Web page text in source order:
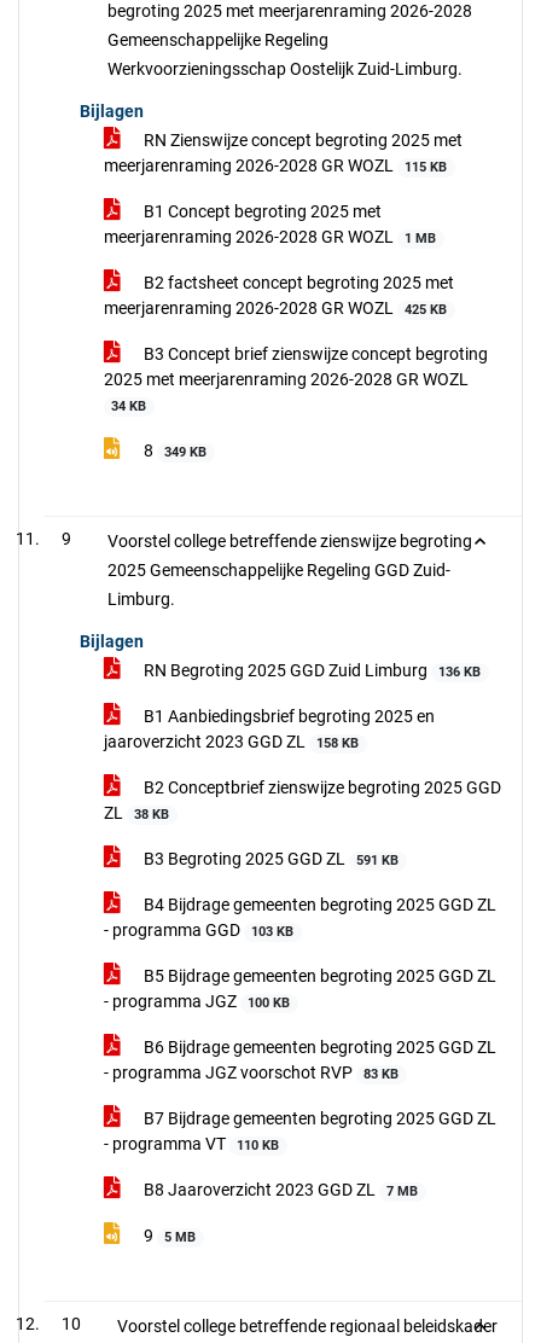
begroting 2025 met meerjarenraming 2026-2028
Gemeenschappelijke Regeling
Werkvoorzieningsschap Oostelijk Zuid-Limburg.
Bijlagen
RN Zienswijze concept begroting 2025 met
meerjarenraming 2026-2028 GR WOZL
115 KB
B1 Concept begroting 2025 met
meerjarenraming 2026-2028 GR WOZL
1 MB
B2 factsheet concept begroting 2025 met
meerjarenraming 2026-2028 GR WOZL
425 KB
B3 Concept brief zienswijze concept begroting
2025 met meerjarenraming 2026-2028 GR WOZL
34 KB
8 349 KB
9
Voorstel college betreffende zienswijze begroting
2025 Gemeenschappelijke Regeling GGD Zuid-
Limburg.
Bijlagen
RN Begroting 2025 GGD Zuid Limburg
136 KB
B1 Aanbiedingsbrief begroting 2025 en
jaaroverzicht 2023 GGD ZL
158 KB
B2 Conceptbrief zienswijze begroting 2025 GGD
ZL
38 KB
B3 Begroting 2025 GGD ZL 591 KB
B4 Bijdrage gemeenten begroting 2025 GGD ZL
- programma GGD
103 KB
B5 Bijdrage gemeenten begroting 2025 GGD ZL
- programma JGZ
100 KB
B6 Bijdrage gemeenten begroting 2025 GGD ZL
- programma JGZ voorschot RVP
83 KB
B7 Bijdrage gemeenten begroting 2025 GGD ZL
- programma VT
110 KB
B8 Jaaroverzicht 2023 GGD ZL 7 MB
9 5 MB
10 Voorstel college betreffende regionaal beleidskader